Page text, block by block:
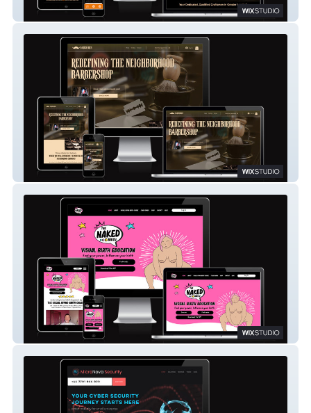
Pulchan OnCall
Barber Bro's
The Naked Birth